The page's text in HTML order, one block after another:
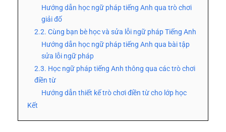
Hướng dẫn học ngữ pháp tiếng Anh qua trò chơi
giải đố
2.2. Cùng bạn bè học và sửa lỗi ngữ pháp Tiếng Anh
Hướng dẫn học ngữ pháp tiếng Anh qua bài tập
sửa lỗi ngữ pháp
2.3. Học ngữ pháp tiếng Anh thông qua các trò chơi
điền từ
Hướng dẫn thiết kế trò chơi điền từ cho lớp học
Kết